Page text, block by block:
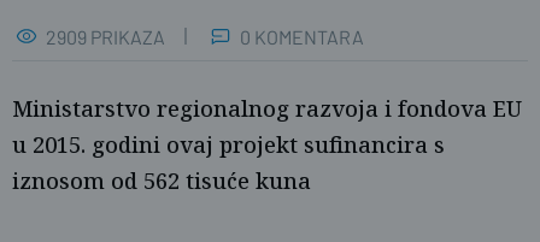
2909 PRIKAZA 0 KOMENTARA
Ministarstvo regionalnog razvoja i fondova EU
u 2015. godini ovaj projekt sufinancira s
iznosom od 562 tisuće kuna